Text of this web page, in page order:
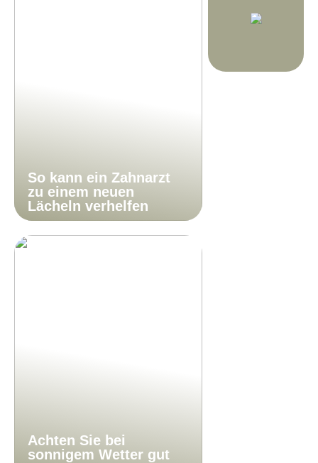
So kann ein Zahnarzt
zu einem neuen
Lächeln verhelfen
Achten Sie bei
sonnigem Wetter gut